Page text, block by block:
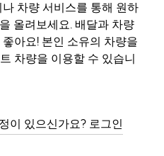
차량 서비스를 통해 원하
올려보세요. 배달과 차량
아요! 본인 소유의 차량을
차량을 이용할 수 있습니
이 있으신가요? 로그인